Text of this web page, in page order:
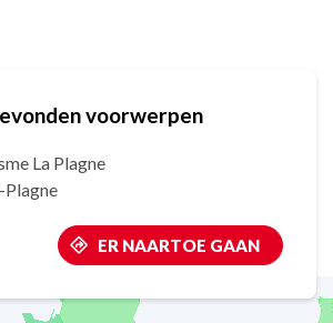
voorwerpen
La Plagne
ER NAARTOE GAAN